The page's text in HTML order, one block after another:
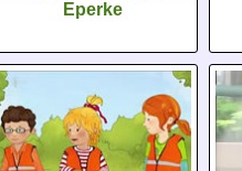
Eperke